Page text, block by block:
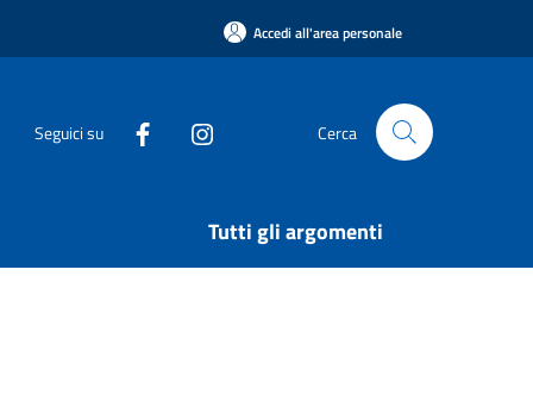
Accedi all'area personale
Seguici su Cerca
Tutti gli argomenti